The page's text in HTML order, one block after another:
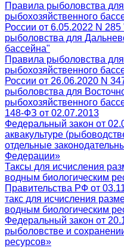
Правила рыболовства
рыбохозяйственного
России от 6.05.2022 N
рыболовства для
бассейна"
Правила рыболовства
рыбохозяйственного
России от 26.06.2020 N
рыболовства для
рыбохозяйственного
148-ФЗ от 02.07.2013
Федеральный закон от
аквакультуре
отдельные
Федерации»
Таксы для исчисления
водным биологическим
Правительства РФ от
такс для исчисления
водным биологическим
Федеральный закон от
рыболовстве и
ресурсов»